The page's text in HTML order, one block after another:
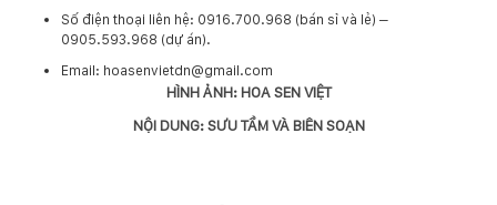
​Số điện thoại liên hệ: 0916.700.968 (bán sỉ và lẻ) –
0905.593.968 (dự án).
Email: hoasenvietdn@gmail.com
HÌNH ẢNH: HOA SEN VIỆT
NỘI DUNG: SƯU TẦM VÀ BIÊN SOẠN